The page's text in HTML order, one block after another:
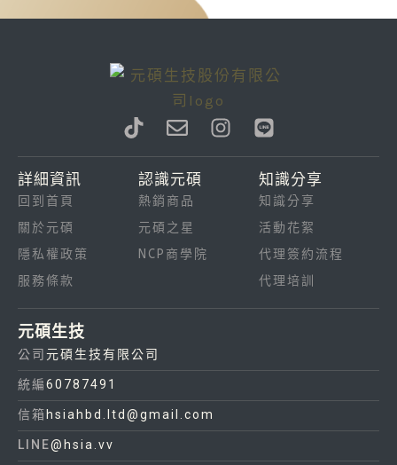
T
i
k
t
o
k
E
n
v
e
l
o
p
I
n
s
L
i
n
e
詳細資訊
回到首頁
關於元碩
隱私權政策
服務條款
認識元碩
熱銷商品
元碩之星
NCP商學院
知識分享
知識分享
活動花絮
代理簽約流程
代理培訓
元碩生技
公司 元碩生技有限公司
統編60787491
信箱 hsiahbd.ltd@gmail.com
LINE@hsia.vv